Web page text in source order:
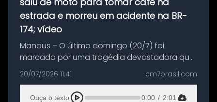
estrada e morreu em acidente na BR-
174; vídeo
Manaus – O último domingo (20/7) foi
marcado por uma tragédia devastadora que
resultou na morte precoce de dois jovens na
BR-174, na zona rural de Manaus. Um passeio
com destino a um típico café regio...
20/07/2026 11:41 cm7brasil.com
Ouça o texto 0:00 / 2:01